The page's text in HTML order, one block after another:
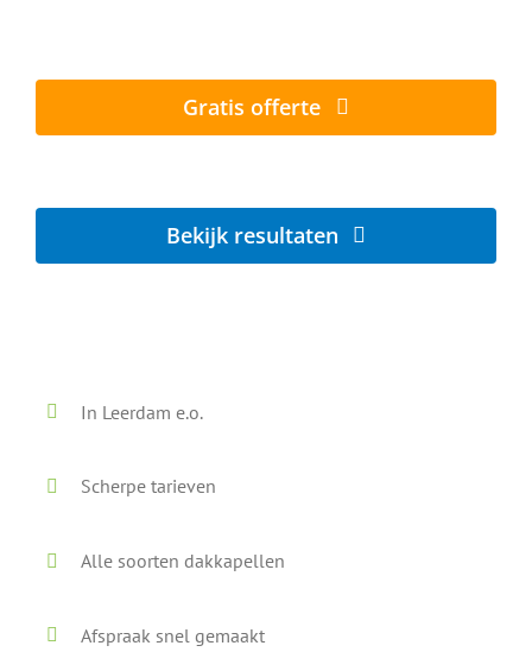
Gratis offerte
Bekijk resultaten
In Leerdam e.o.
Scherpe tarieven
Alle soorten dakkapellen
Afspraak snel gemaakt